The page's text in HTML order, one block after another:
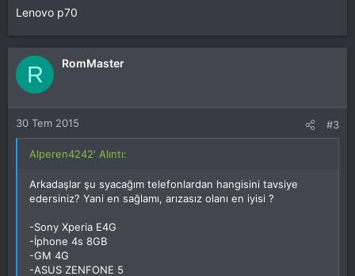
Lenovo p70
R RomMaster
30 Tem 2015 #3
Alperen4242' Alıntı:
Arkadaşlar şu syacağım telefonlardan hangisini tavsiye
edersiniz? Yani en sağlamı, arızasız olanı en iyisi ?
-Sony Xperia E4G
-İphone 4s 8GB
-GM 4G
-ASUS ZENFONE 5